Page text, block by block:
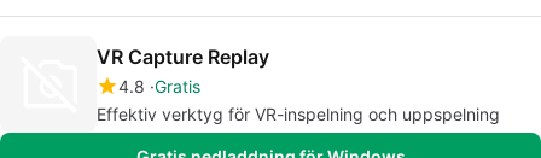
VR Capture Replay
4.8 Gratis
Effektiv verktyg för VR-inspelning och uppspelning